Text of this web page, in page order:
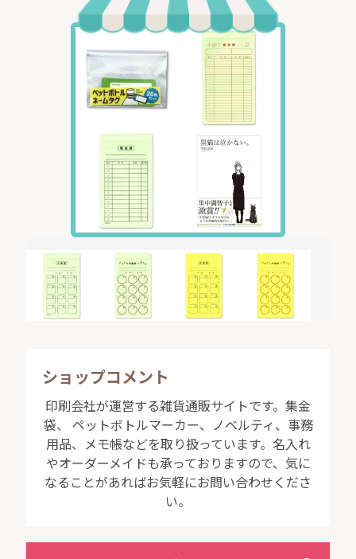
ショップコメント
印刷会社が運営する雑貨通販サイトです。集金
袋、 ペットボトルマーカー、ノベルティ、事務
用品、メモ帳などを取り扱っています。名入れ
やオーダーメイドも承っておりますので、気に
なることがあればお気軽にお問い合わせくださ
い。